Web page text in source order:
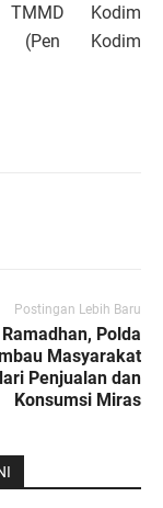
Kodim
(Pen Kodim
Postingan Lebih Baru
Polda
Masyarakat
Penjualan dan
Konsumsi Miras